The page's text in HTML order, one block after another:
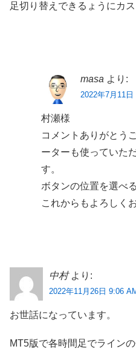
足切り替えできるょうにカ
masa より:
2022年7月11
村瀬様
コメントありがとう
ーターも使っていた
す。
ボタンの位置を選べ
これからもよろしく
中村 より:
2022年11月26日 9:06
お世話になっています。
MT5版で各時間足でライン